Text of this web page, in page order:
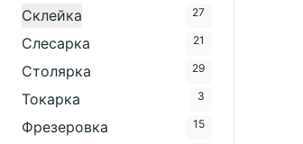
Склейка 27
Слесарка 21
Столярка 29
Токарка 3
Фрезеровка 15